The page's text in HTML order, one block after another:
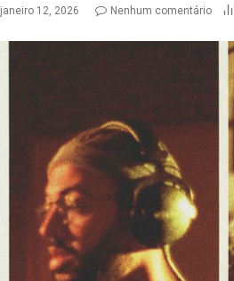
janeiro 12, 2026 Nenhum comentário